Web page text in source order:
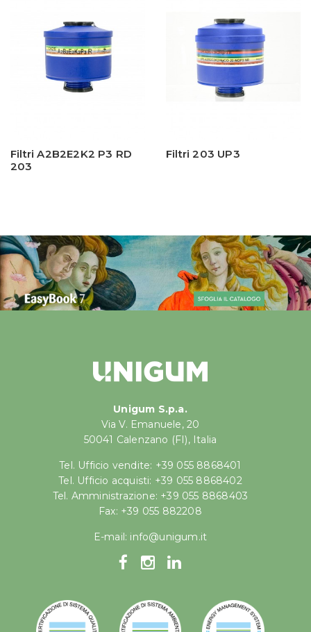
Filtri A2B2E2K2 P3 RD
203
Filtri 203 UP3
Unigum S.p.a.
Via V. Emanuele, 20
50041 Calenzano (FI), Italia
Tel. Ufficio vendite: +39 055 8868401
Tel. Ufficio acquisti: +39 055 8868402
Tel. Amministrazione: +39 055 8868403
Fax: +39 055 882208
E-mail: info@unigum.it